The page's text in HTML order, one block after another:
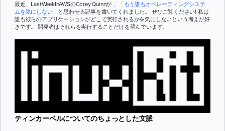
最近、LastWeekInAWSのCorey Quinnが 、「もう誰もオペレーティングシステ
ムを気にしない」 と思わせる記事を書いてくれました。 ぜひご覧ください! 私は
誰も彼らのアプリケーションがどこで実行されるかを気にしないという考えが好
きです。 開発者はそれらを実行することだけを望んでいます。
ティンカーベルについてのちょっとした文脈